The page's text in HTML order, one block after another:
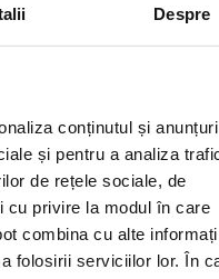
Despre
conținutul și
și pentru a analiza
de rețele sociale, de
cu privire la modul în care
combina cu alte
folosirii serviciilor lor. În